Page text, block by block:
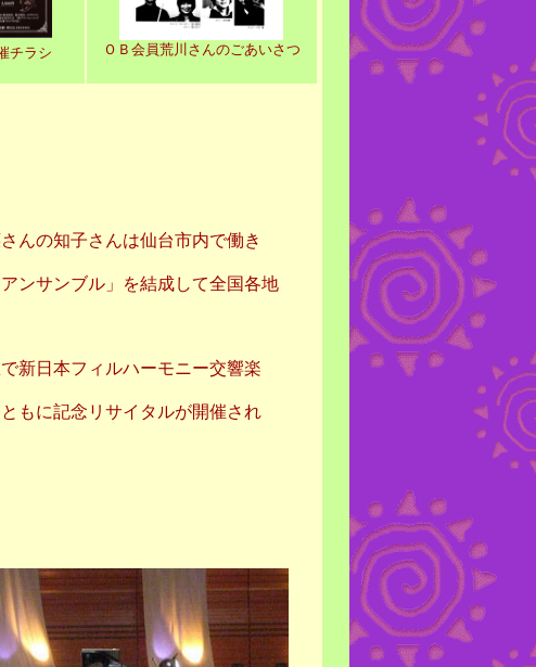
チラシ ＯＢ会員荒川さんのごあいさつ
の知子さんは仙台市内で働き
ンサンブル」を結成して全国各地
新日本フィルハーモニー交響楽
もに記念リサイタルが開催され